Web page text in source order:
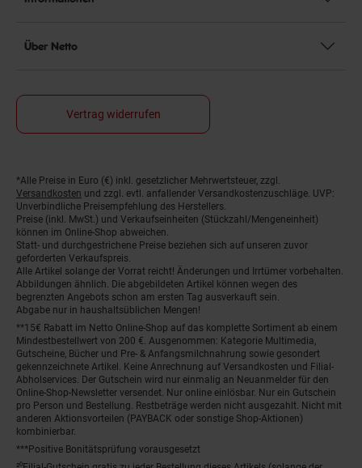
Über Netto
Vertrag widerrufen
Fußnoten
*Alle Preise in Euro (€) inkl. gesetzlicher Mehrwertsteuer, zzgl.
Versandkosten und zzgl. evtl. anfallender Versandkostenzuschläge. UVP:
Unverbindliche Preisempfehlung des Herstellers.
Preise (inkl. MwSt.) und Verkaufseinheiten (Stückzahl/Mengeneinheit)
können im Online-Shop abweichen.
Statt- und durchgestrichene Preise beziehen sich auf unseren zuvor
geforderten Verkaufspreis.
Alle Artikel solange der Vorrat reicht! Änderungen und Irrtümer vorbehalten.
Abbildungen ähnlich. Die abgebildeten Artikel können wegen des
begrenzten Angebots schon am ersten Tag ausverkauft sein.
Abgabe nur in haushaltsüblichen Mengen!
**15€ Rabatt im Netto Online-Shop auf das komplette Sortiment ab einem
Mindestbestellwert von 200 €. Ausgenommen: Kategorie Multimedia,
Gutscheine, Bücher und Pre- & Anfangsmilchnahrung sowie gesondert
gekennzeichnete Artikel. Keine Anrechnung auf Versandkosten und Filial-
Abholservices. Der Gutschein wird nur einmalig an Neuanmelder für den
Online-Shop-Newsletter versendet. Nur online einlösbar. Nur ein Gutschein
pro Person und Bestellung. Restbeträge werden nicht ausgezahlt. Nicht mit
anderen Aktionsvorteilen (PAYBACK oder sonstige Shop-Aktionen)
kombinierbar.
***Positive Bonitätsprüfung vorausgesetzt